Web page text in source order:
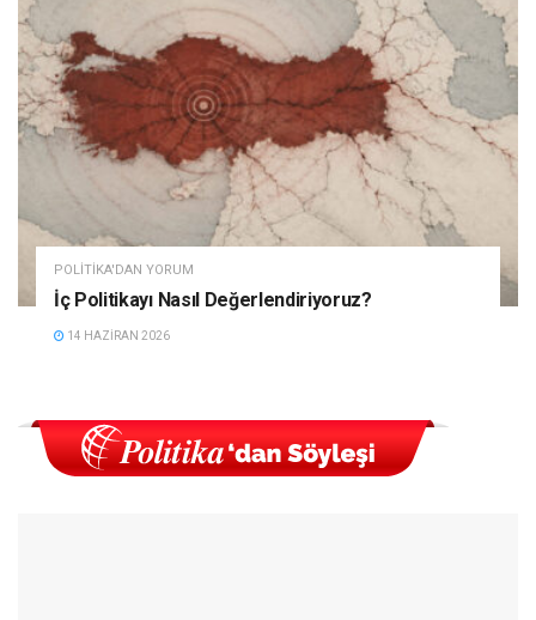
POLITIKA'DAN YORUM
İç Politikayı Nasıl Değerlendiriyoruz?
14 HAZIRAN 2026